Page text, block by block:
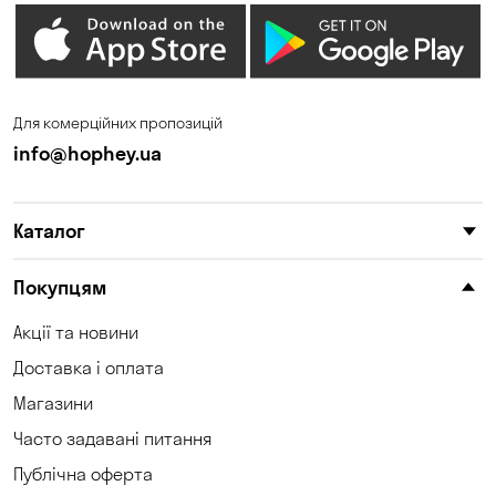
Зазим’є Запоріжжя
Кам'яні Потоки
Котівка
Кошари
Для комерційних пропозицій
info@hophey.ua
Каталог
Покупцям
Акції та новини
Доставка і оплата
Магазини
Часто задавані питання
Публічна оферта